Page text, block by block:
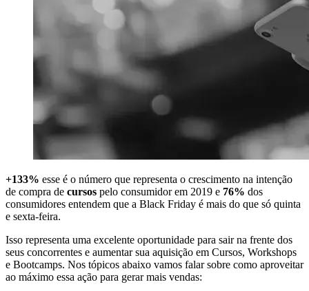
+133% esse é o número que representa o crescimento na intenção
de compra de cursos pelo consumidor em 2019 e 76% dos
consumidores entendem que a Black Friday é mais do que só quinta
e sexta-feira.
Isso representa uma excelente oportunidade para sair na frente dos
seus concorrentes e aumentar sua aquisição em Cursos, Workshops
e Bootcamps. Nos tópicos abaixo vamos falar sobre como aproveitar
ao máximo essa ação para gerar mais vendas: